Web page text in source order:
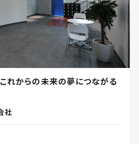
れからの未来の夢につながる
社